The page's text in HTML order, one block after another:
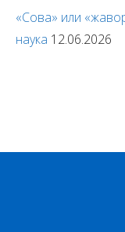
«Сова» или
наука 12.06.2026